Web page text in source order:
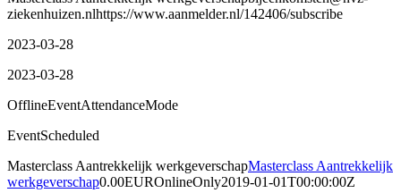
ziekenhuizen.nlhttps://www.aanmelder.nl/142406/subscribe
2023-03-28
2023-03-28
OfflineEventAttendanceMode
EventScheduled
Masterclass Aantrekkelijk werkgeverschapMasterclass Aantrekkelijk
werkgeverschap0.00EUROnlineOnly2019-01-01T00:00:00Z